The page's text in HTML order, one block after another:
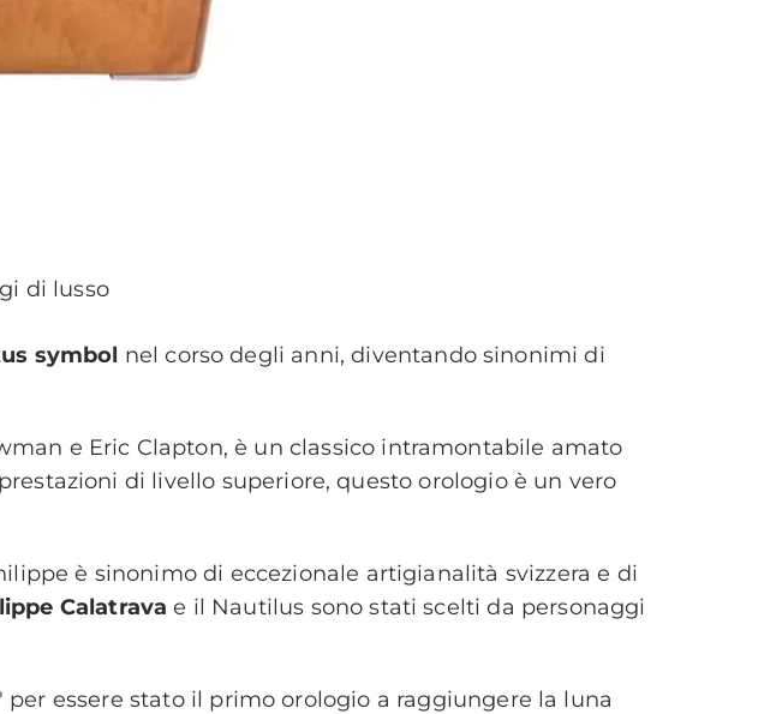
di lusso
symbol nel corso degli anni, diventando sinonimi di
e Eric Clapton, è un classico intramontabile amato
di livello superiore, questo orologio è un vero
è sinonimo di eccezionale artigianalità svizzera e di
Calatrava e il Nautilus sono stati scelti da personaggi
essere stato il primo orologio a raggiungere la luna